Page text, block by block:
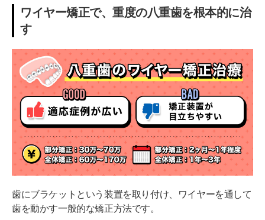
ワイヤー矯正で、重度の八重歯を根本的に治
す
歯にブラケットという装置を取り付け、ワイヤーを通して
歯を動かす一般的な矯正方法です。